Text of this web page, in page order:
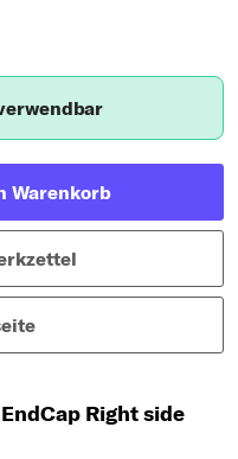
Warenkorb
Right side